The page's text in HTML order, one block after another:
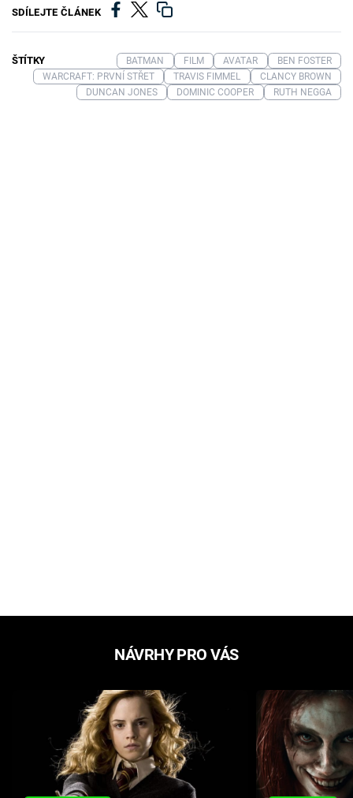
SDÍLEJTE ČLÁNEK
ŠTÍTKY BATMAN FILM AVATAR
BEN FOSTER
WARCRAFT: PRVNÍ STŘET
TRAVIS FIMMEL
CLANCY BROWN
DUNCAN JONES
DOMINIC COOPER RUTH NEGGA
NÁVRHY PRO VÁS